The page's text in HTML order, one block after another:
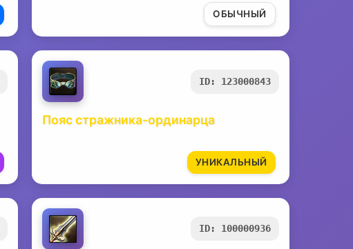
ОБЫЧНЫЙ
ID: 123000843
Пояс стражника-ординарца
УНИКАЛЬНЫЙ
ID: 100000936